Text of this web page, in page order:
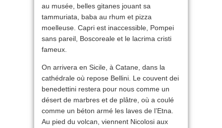
au musée, belles gitanes jouant sa
tammuriata, baba au rhum et pizza
moelleuse. Capri est inaccessible, Pompei
sans pareil, Boscoreale et le lacrima cristi
fameux.
On arrivera en Sicile, à Catane, dans la
cathédrale où repose Bellini. Le couvent dei
benedettini restera pour nous comme un
désert de marbres et de plâtre, où a coulé
comme un béton armé les laves de l’Etna.
Au pied du volcan, viennent Nicolosi aux